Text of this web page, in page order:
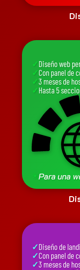
✓Diseño web
✓Con panel de
✓3 meses de
✓Hasta 5
✳Para una
✓Diseño de
✓Con panel de
✓3 meses de